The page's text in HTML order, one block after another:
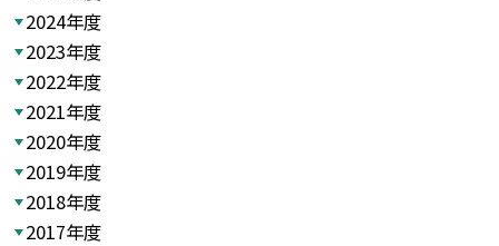
2024年度
2023年度
2022年度
2021年度
2020年度
2019年度
2018年度
2017年度